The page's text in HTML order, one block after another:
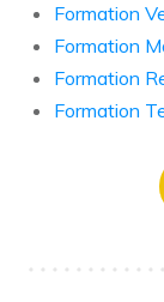
Formation
Formation
Formation
Formation